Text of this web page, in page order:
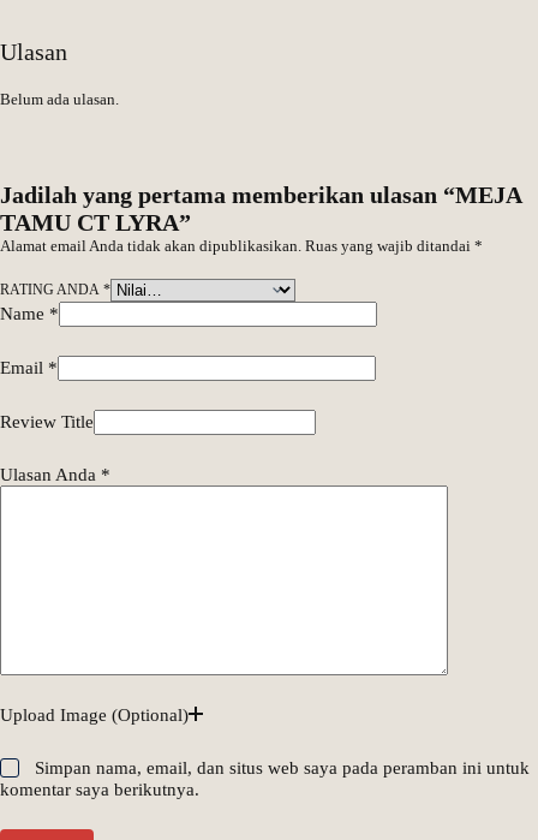
Ulasan
Belum ada ulasan.
Jadilah yang pertama memberikan ulasan “MEJA
TAMU CT LYRA”
Alamat email Anda tidak akan dipublikasikan. Ruas yang wajib ditandai *
RATING ANDA *
Name *
Email *
Review Title
Ulasan Anda *
Upload Image (Optional)
Simpan nama, email, dan situs web saya pada peramban ini untuk
komentar saya berikutnya.